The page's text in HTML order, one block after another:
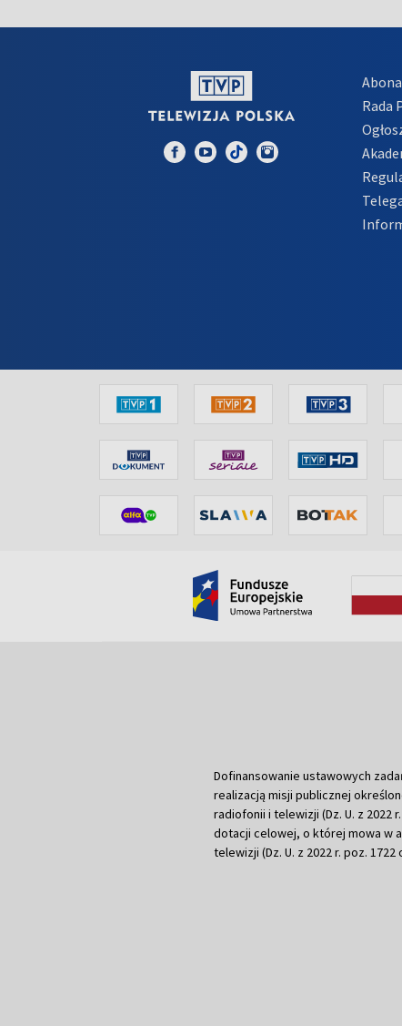
Rada
Dofinansowanie ustawowych
realizacją misji publicznej
radiofonii i telewizji (Dz. U. z 2022
dotacji celowej, o której mowa w
telewizji (Dz. U. z 2022 r. poz. 1722